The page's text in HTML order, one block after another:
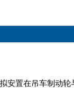
安置在吊车制动